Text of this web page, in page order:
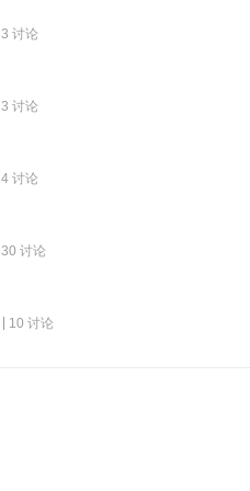
3 讨论
3 讨论
4 讨论
30 讨论
10 讨论